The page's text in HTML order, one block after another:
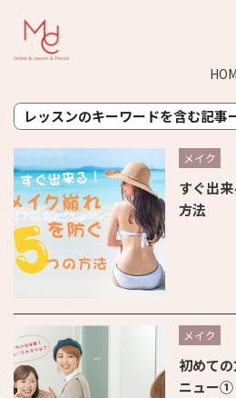
レッスンのキーワードを含む記事
メイク
すぐ出
方法
メイク
初めて
ニュー